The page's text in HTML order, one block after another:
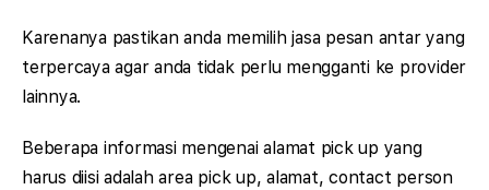
Karenanya pastikan anda memilih jasa pesan antar yang
terpercaya agar anda tidak perlu mengganti ke provider
lainnya.
Beberapa informasi mengenai alamat pick up yang
harus diisi adalah area pick up, alamat, contact person